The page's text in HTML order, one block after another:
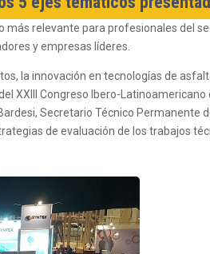
más relevante para profesionales del
y empresas líderes.
la innovación en tecnologías de
XXIII Congreso Ibero-Latinoamericano
Secretario Técnico Permanente
de evaluación de los trabajos